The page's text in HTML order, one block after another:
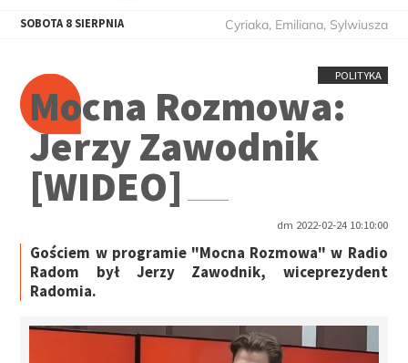
SOBOTA 8 SIERPNIA Cyriaka, Emiliana, Sylwiusza
POLITYKA
Mocna Rozmowa:
Jerzy Zawodnik
[WIDEO]
dm 2022-02-24 10:10:00
Gościem w programie "Mocna Rozmowa" w Radio
Radom był Jerzy Zawodnik, wiceprezydent
Radomia.